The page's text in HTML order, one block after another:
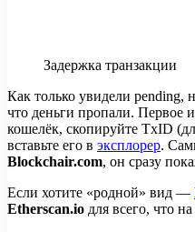
Задержка транзакции
Как только увидели pending,
что деньги пропали. Первое
кошелёк, скопируйте TxID
вставьте его в эксплорер.
Blockchair.com, он сразу
Если хотите «родной» вид —
Etherscan.io для всего, что